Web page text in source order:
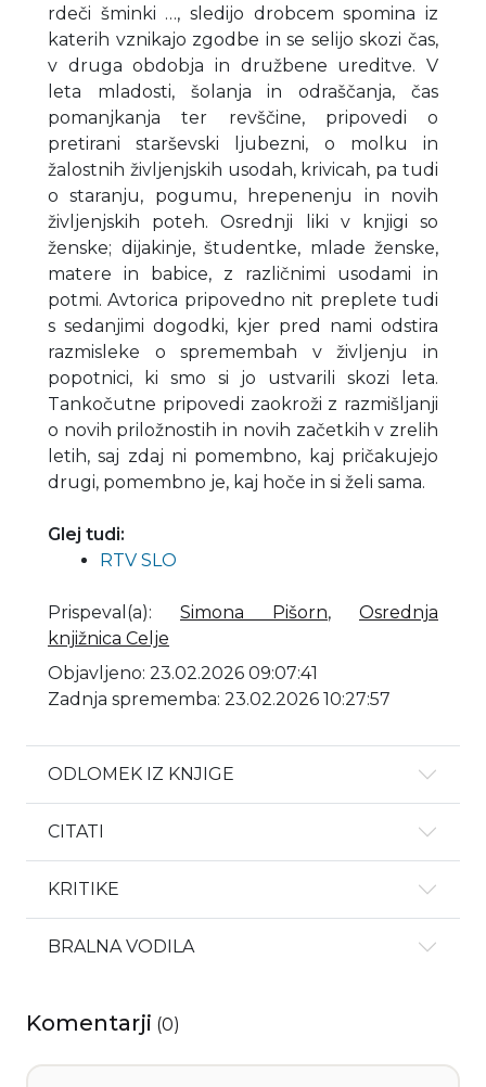
rdeči šminki …, sledijo drobcem spomina iz
katerih vznikajo zgodbe in se selijo skozi čas,
v druga obdobja in družbene ureditve. V
leta mladosti, šolanja in odraščanja, čas
pomanjkanja ter revščine, pripovedi o
pretirani starševski ljubezni, o molku in
žalostnih življenjskih usodah, krivicah, pa tudi
o staranju, pogumu, hrepenenju in novih
življenjskih poteh. Osrednji liki v knjigi so
ženske; dijakinje, študentke, mlade ženske,
matere in babice, z različnimi usodami in
potmi. Avtorica pripovedno nit preplete tudi
s sedanjimi dogodki, kjer pred nami odstira
razmisleke o spremembah v življenju in
popotnici, ki smo si jo ustvarili skozi leta.
Tankočutne pripovedi zaokroži z razmišljanji
o novih priložnostih in novih začetkih v zrelih
letih, saj zdaj ni pomembno, kaj pričakujejo
drugi, pomembno je, kaj hoče in si želi sama.
Glej tudi:
RTV SLO
Prispeval(a): Simona Pišorn, Osrednja
knjižnica Celje
Objavljeno: 23.02.2026 09:07:41
Zadnja sprememba: 23.02.2026 10:27:57
ODLOMEK IZ KNJIGE
CITATI
KRITIKE
BRALNA VODILA
Komentarji (0)